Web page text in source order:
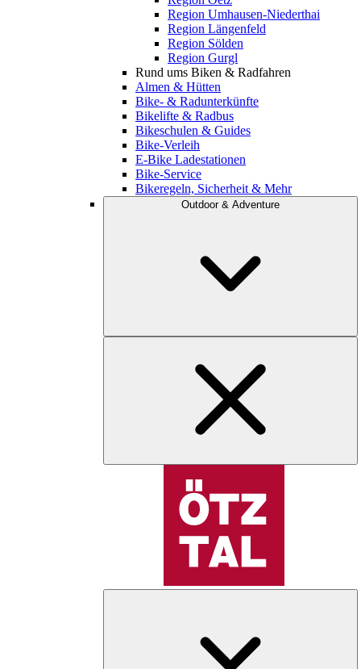
Region Umhausen-Niederthai
Region Längenfeld
Region Sölden
Region Gurgl
Rund ums Biken & Radfahren
Almen & Hütten
Bike- & Radunterkünfte
Bikelifte & Radbus
Bikeschulen & Guides
Bike-Verleih
E-Bike Ladestationen
Bike-Service
Bikeregeln, Sicherheit & Mehr
Outdoor & Adventure